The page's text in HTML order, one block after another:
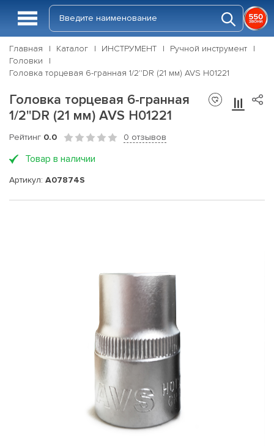
Главная Каталог ИНСТРУМЕНТ
Ручной инструмент
Головки
Головка торцевая 6-гранная 1/2''DR (21 мм) AVS H01221
Головка торцевая 6-гранная
1/2''DR (21 мм) AVS H01221
Рейтинг 0.0 0 отзывов
Товар в наличии
Артикул: A07874S